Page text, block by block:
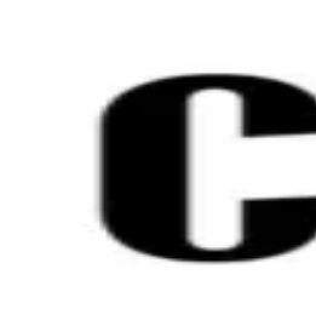
Plotki
Telewizja
Kobieta
Aktualności